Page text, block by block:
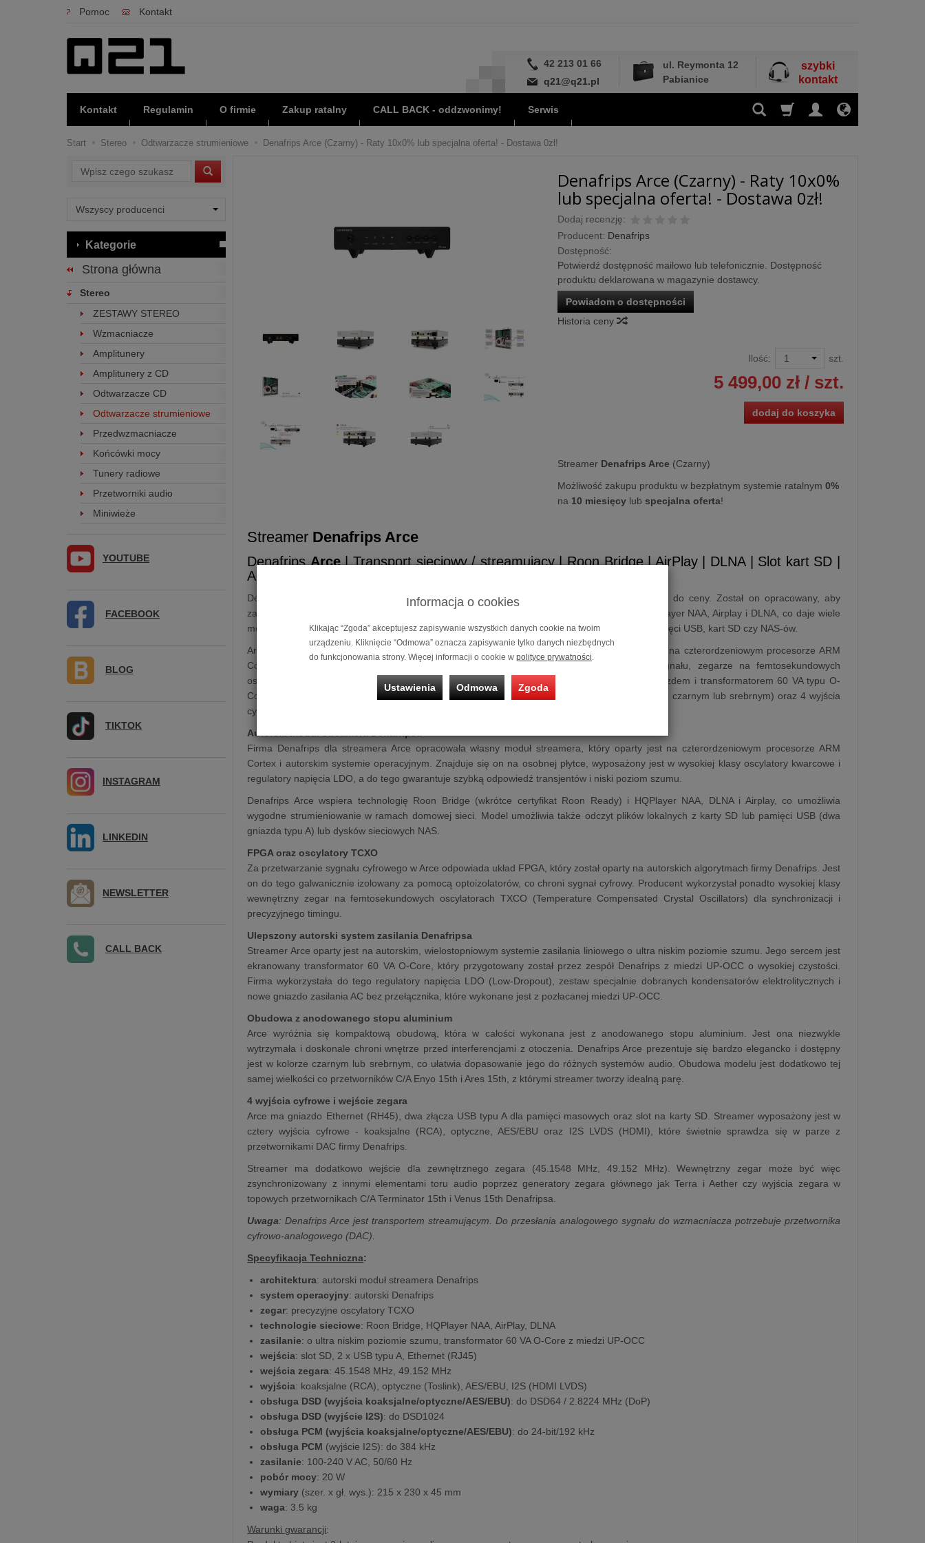
Pomoc Kontakt
42 213 01 66
q21@q21.pl
ul. Reymonta 12
Pabianice
szybki
kontakt
Kontakt Regulamin O firmie Zakup ratalny CALL BACK - oddzwonimy! Serwis
Start Stereo Odtwarzacze strumieniowe Denafrips Arce (Czarny) - Raty 10x0% lub specjalna oferta! - Dostawa 0zł!
Denafrips Arce (Czarny) - Raty 10x0%
lub specjalna oferta! - Dostawa 0zł!
Dodaj recenzję:
Producent: Denafrips
Dostępność:
Potwierdź dostępność mailowo lub telefonicznie. Dostępność
produktu deklarowana w magazynie dostawcy.
Powiadom o dostępności
Historia ceny
Ilość: szt.
5 499,00 zł/ szt.
dodaj do koszyka
StreamerDenafrips Arce (Czarny)
Możliwość zakupu produktu w bezpłatnym systemie ratalnym 0%
na 10 miesięcylub specjalna oferta!
Streamer Denafrips Arce
DenafripsArce| Transport sieciowy / streamujący | Roon Bridge | AirPlay | DLNA | Slot kart SD |
AES/EBU | I2S | DSD1024
Denafrips
to streamer cenionej marki, który wyróżnia się świetnym stosunkiem jakości do ceny. Został on opracowany, aby
zagwarantować powalającą jakość dźwięku. Model ten wspiera technologie Roon Bridge, HQPlayer NAA, Airplay i DLNA, co daje wiele
możliwości strumieniowania muzyki, a do tego umożliwia płynne odtwarzanie plików audio z pamięci USB, kart SD czy NAS-ów.
Arce oparty jest na szeregu rozwiązań firmy Denafrips, w tym unikatowym module streamera na czterordzeniowym procesorze ARM
Cortex i własnym systemie operacyjnym, układzie FPGA do przetwarzania cyfrowego sygnału, zegarze na femtosekundowych
oscylatorach TCXO i nowym systemie zasilania liniowego ze specjalnie zaprojektowanym gniazdem i transformatorem 60 VA typu O-
Core. Denafrips Arce ma ponadto kompaktową obudowę z anodowanego aluminium (w kolorze czarnym lub srebrnym) oraz 4 wyjścia
cyfrowe (I2S, koaksjalne, optyczne, AES/EBU).
Autorski moduł streamera Denafripsa
Firma Denafrips dla streamera Arce opracowała własny moduł streamera, który oparty jest na czterordzeniowym procesorze ARM
Cortex i autorskim systemie operacyjnym. Znajduje się on na osobnej płytce, wyposażony jest w wysokiej klasy oscylatory kwarcowe i
regulatory napięcia LDO, a do tego gwarantuje szybką odpowiedź transjentów i niski poziom szumu.
Denafrips Arce wspiera technologię Roon Bridge (wkrótce certyfikat Roon Ready) i HQPlayer NAA, DLNA i Airplay, co umożliwia
wygodne strumieniowanie w ramach domowej sieci. Model umożliwia także odczyt plików lokalnych z karty SD lub pamięci USB (dwa
gniazda typu A) lub dysków sieciowych NAS.
FPGA oraz oscylatory TCXO
Za przetwarzanie sygnału cyfrowego w Arce odpowiada układ FPGA, który został oparty na autorskich algorytmach firmy Denafrips. Jest
on do tego galwanicznie izolowany za pomocą optoizolatorów, co chroni sygnał cyfrowy. Producent wykorzystał ponadto wysokiej klasy
wewnętrzny zegar na femtosekundowych oscylatorach TXCO (Temperature Compensated Crystal Oscillators) dla synchronizacji i
precyzyjnego timingu.
Ulepszony autorski system zasilania Denafripsa
Streamer Arce oparty jest na autorskim, wielostopniowym systemie zasilania liniowego o ultra niskim poziomie szumu. Jego sercem jest
ekranowany transformator 60 VA O-Core, który przygotowany został przez zespół Denafrips z miedzi UP-OCC o wysokiej czystości.
Firma wykorzystała do tego regulatory napięcia LDO (Low-Dropout), zestaw specjalnie dobranych kondensatorów elektrolitycznych i
nowe gniazdo zasilania AC bez przełącznika, które wykonane jest z pozłacanej miedzi UP-OCC.
Obudowa z anodowanego stopu aluminium
Arce wyróżnia się kompaktową obudową, która w całości wykonana jest z anodowanego stopu aluminium. Jest ona niezwykle
wytrzymała i doskonale chroni wnętrze przed interferencjami z otoczenia. Denafrips Arce prezentuje się bardzo elegancko i dostępny
jest w kolorze czarnym lub srebrnym, co ułatwia dopasowanie jego do różnych systemów audio. Obudowa modelu jest dodatkowo tej
samej wielkości co przetworników C/A Enyo 15th i Ares 15th, z którymi streamer tworzy idealną parę.
4 wyjścia cyfrowe i wejście zegara
Arce ma gniazdo Ethernet (RH45), dwa złącza USB typu A dla pamięci masowych oraz slot na karty SD. Streamer wyposażony jest w
cztery wyjścia cyfrowe - koaksjalne (RCA), optyczne, AES/EBU oraz I2S LVDS (HDMI), które świetnie sprawdza się w parze z
przetwornikami DAC firmy Denafrips.
Streamer ma dodatkowo wejście dla zewnętrznego zegara (45.1548 MHz, 49.152 MHz). Wewnętrzny zegar może być więc
zsynchronizowany z innymi elementami toru audio poprzez generatory zegara głównego jak Terra i Aether czy wyjścia zegara w
topowych przetwornikach C/A Terminator 15th i Venus 15th Denafripsa.
Uwaga: Denafrips Arce jest transportem streamującym. Do przesłania analogowego sygnału do wzmacniacza potrzebuje przetwornika
cyfrowo-analogowego (DAC).
Specyfikacja Techniczna:
architektura: autorski moduł streamera Denafrips
system operacyjny: autorski Denafrips
zegar: precyzyjne oscylatory TCXO
technologie sieciowe: Roon Bridge, HQPlayer NAA, AirPlay, DLNA
zasilanie: o ultra niskim poziomie szumu, transformator 60 VA O-Core z miedzi UP-OCC
wejścia: slot SD, 2 x USB typu A, Ethernet (RJ45)
wejścia zegara: 45.1548 MHz, 49.152 MHz
wyjścia: koaksjalne (RCA), optyczne (Toslink), AES/EBU, I2S (HDMI LVDS)
obsługa DSD (wyjścia koaksjalne/optyczne/AES/EBU): do DSD64 / 2.8224 MHz (DoP)
obsługa DSD (wyjście I2S): do DSD1024
obsługa PCM (wyjścia koaksjalne/optyczne/AES/EBU): do 24-bit/192 kHz
obsługa PCM (wyjście I2S): do 384 kHz
zasilanie: 100-240 V AC, 50/60 Hz
pobór mocy: 20 W
wymiary (szer. x gł. wys.): 215 x 230 x 45 mm
waga: 3.5 kg
Warunki gwarancji:
Wyszukaj
Kategorie
Strona główna
Stereo
ZESTAWY STEREO
Wzmacniacze
Amplitunery
Amplitunery z CD
Odtwarzacze CD
Odtwarzacze strumieniowe
Przedwzmacniacze
Końcówki mocy
Tunery radiowe
Przetworniki audio
Miniwieże
YOUTUBE
FACEBOOK
BLOG
TIKTOK
INSTAGRAM
LINKEDIN
NEWSLETTER
CALL BACK
Informacja o cookies
Klikając “Zgoda” akceptujesz zapisywanie wszystkich danych cookie na twoim
urządzeniu. Kliknięcie “Odmowa” oznacza zapisywanie tylko danych niezbędnych
do funkcjonowania strony. Więcej informacji o cookie w polityce prywatności.
Ustawienia Odmowa Zgoda